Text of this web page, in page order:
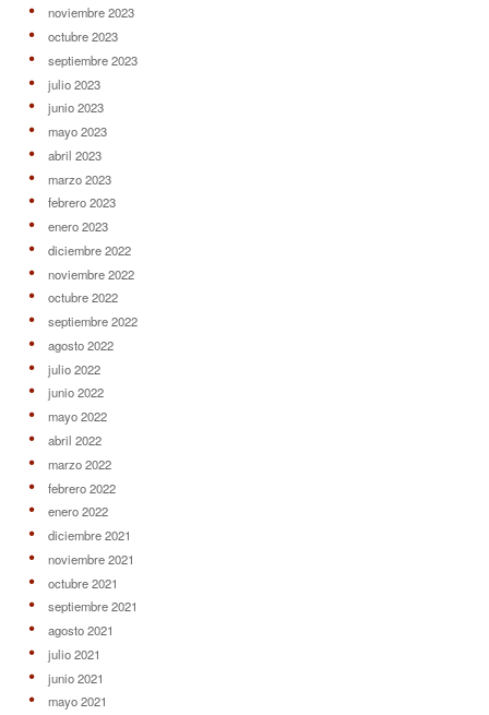
noviembre 2023
octubre 2023
septiembre 2023
julio 2023
junio 2023
mayo 2023
abril 2023
marzo 2023
febrero 2023
enero 2023
diciembre 2022
noviembre 2022
octubre 2022
septiembre 2022
agosto 2022
julio 2022
junio 2022
mayo 2022
abril 2022
marzo 2022
febrero 2022
enero 2022
diciembre 2021
noviembre 2021
octubre 2021
septiembre 2021
agosto 2021
julio 2021
junio 2021
mayo 2021